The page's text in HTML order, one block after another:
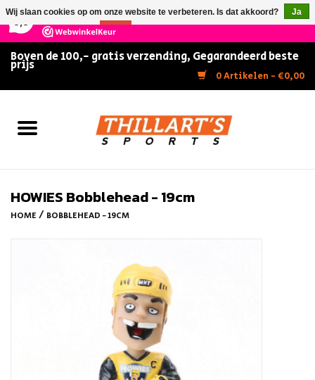
147 Reviews ×
Boven de 100,- gratis verzending, Gegarandeerd beste
prijs
0 Artikelen - €0,00
Home
FITNESS & ULTIMATE SHAPE
HOWIES Bobblehead - 19cm
HOME / BOBBLEHEAD - 19CM
Wij slaan cookies op om onze website te verbeteren. Is dat akkoord?
Ja
Nee